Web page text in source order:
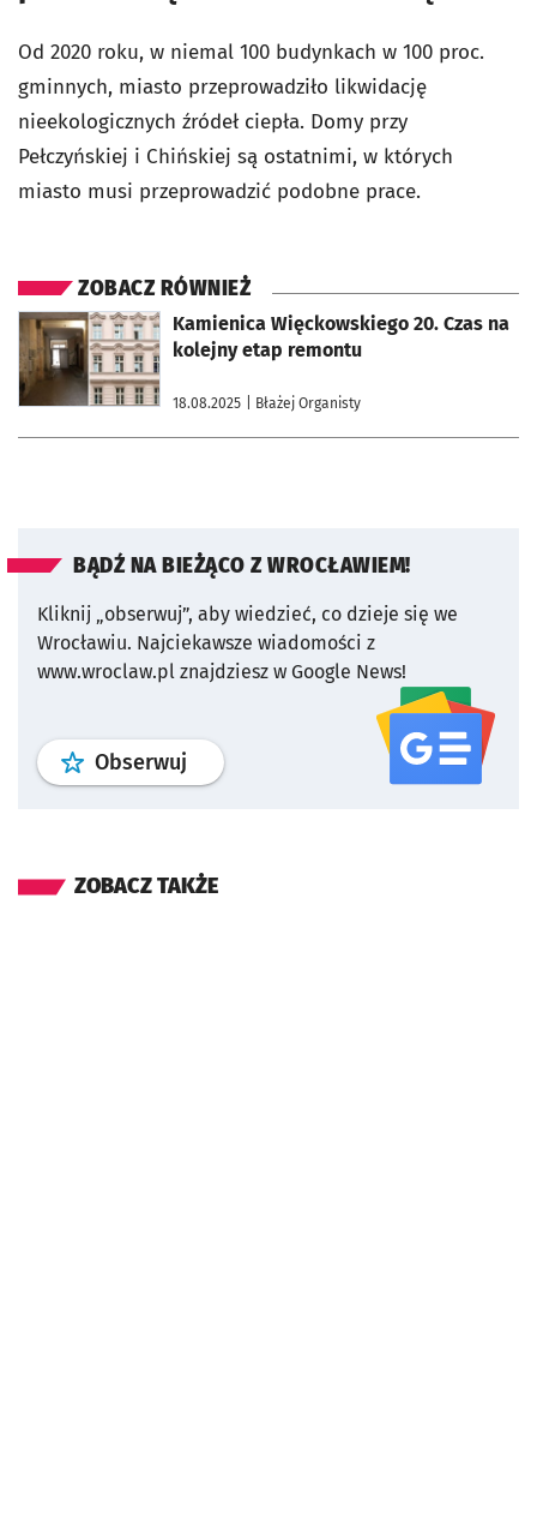
Od 2020 roku, w niemal 100 budynkach w 100 proc.
gminnych, miasto przeprowadziło likwidację
nieekologicznych źródeł ciepła. Domy przy
Pełczyńskiej i Chińskiej są ostatnimi, w których
miasto musi przeprowadzić podobne prace.
ZOBACZ RÓWNIEŻ
Kamienica Więckowskiego 20. Czas na
kolejny etap remontu
18.08.2025 | Błażej Organisty
otworzy się w nowej karcie
BĄDŹ NA BIEŻĄCO Z WROCŁAWIEM!
Kliknij „obserwuj”, aby wiedzieć, co dzieje się we
Wrocławiu. Najciekawsze wiadomości z
www.wroclaw.pl znajdziesz w Google News!
Obserwuj profil serwisu
ZOBACZ TAKŻE